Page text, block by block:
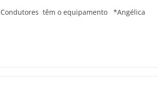
Condutores têm o equipamento *Angélica